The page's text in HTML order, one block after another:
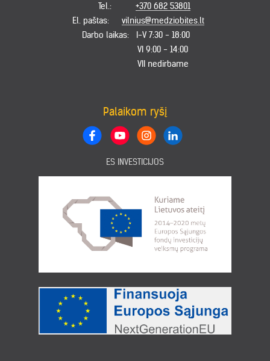
Tel.:
+370 682 53801
El. paštas:
vilnius@medziobites.lt
Darbo laikas:
I-V 7:30 - 18:00
VI 9:00 - 14:00
VII nedirbame
Palaikom ryšį
ES INVESTICIJOS